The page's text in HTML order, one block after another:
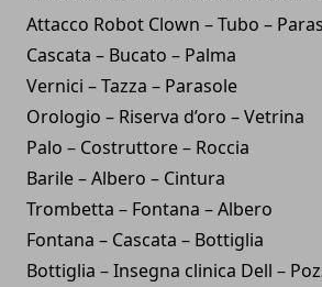
Attacco Robot Clown – Tubo –
Cascata – Bucato – Palma
Vernici – Tazza – Parasole
Orologio – Riserva d’oro – Vetrina
Palo – Costruttore – Roccia
Barile – Albero – Cintura
Trombetta – Fontana – Albero
Fontana – Cascata – Bottiglia
Bottiglia – Insegna clinica Dell –